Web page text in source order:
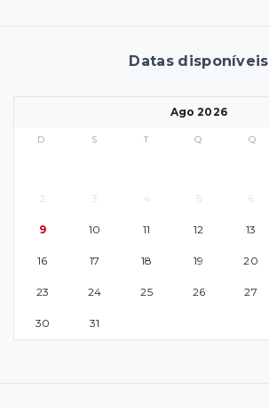
Datas disponíveis
Ago 2026
D S T Q Q
2 3 4 5 6
9 10 11 12 13
16 17 18 19 20
23 24 25 26 27
30 31